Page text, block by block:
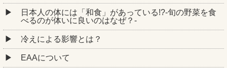
日本人の体には「和食」があっている!?-旬の野菜を食
べるのが体いに良いのはなぜ？-
冷えによる影響とは？
EAAについて